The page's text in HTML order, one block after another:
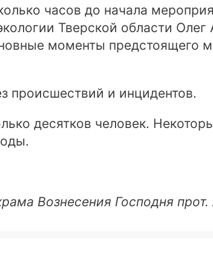
часов до начала
Тверской области Олег
моменты предстоящего
происшествий и инцидентов.
десятков человек.
Вознесения Господня